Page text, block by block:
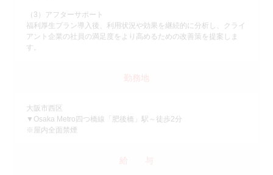
（3）アフターサポート
福利厚生プラン導入後、利用状況や効果を継続的に分析し、クライ
アント企業の社員の満足度をより高めるための改善策を提案しま
す。
勤務地
大阪市西区
▼Osaka Metro四つ橋線「肥後橋」駅～徒歩2分
※屋内全面禁煙
給 与